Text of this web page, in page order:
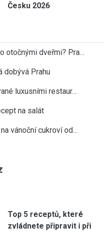
Česku 2026
otočnými dveřmi? Pra…
dobývá Prahu
luxusními restaur…
na salát
vánoční cukroví od…
Top 5 receptů, které
zvládnete připravit i při